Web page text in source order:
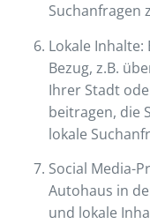
Suchanfragen
Lokale
Bezug, z.B.
Ihrer Stadt
beitragen, die
lokale
Social Media-
Autohaus in
und lokale